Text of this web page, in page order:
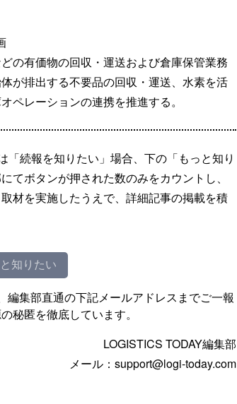
の有価物の回収・運送および倉庫保管業務
が排出する不要品の回収・運送、水素を活
ペレーションの連携を推進する。
続報を知りたい」場合、下の「もっと知り
てボタンが押された数のみをカウントし、
材を実施したうえで、詳細記事の掲載を積
知りたい
集部直通の下記メールアドレスまでご一報
秘匿を徹底しています。
LOGISTICS TODAY編集部
メール：support@logi-today.com